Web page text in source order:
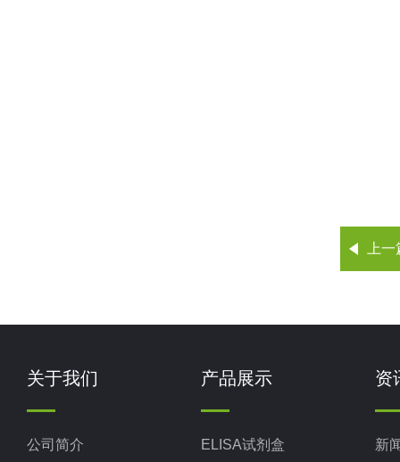
上
关于我们
公司简介
产品展示
ELISA试剂盒
资
新